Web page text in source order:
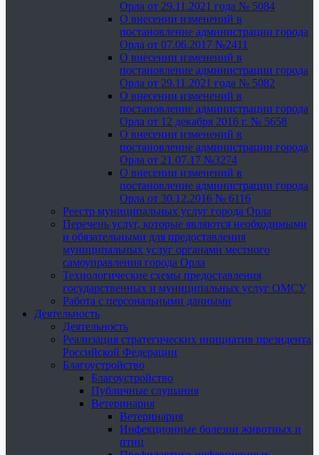
Орла от 29.11.2021 года № 5084
О внесении изменений в
постановление администрации города
Орла от 07.06.2017 №2411
О внесении изменений в
постановление администрации города
Орла от 29.11.2021 года № 5082
О внесении изменений в
постановление администрации города
Орла от 12 декабря 2016 г. № 5658
О внесении изменений в
постановление администрации города
Орла от 21.07.17 №3274
О внесении изменений в
постановление администрации города
Орла от 30.12.2016 № 6116
Реестр муниципальных услуг города Орла
Перечень услуг, которые являются необходимыми
и обязательными для предоставления
муниципальных услуг органами местного
самоуправления города Орла
Технологические схемы предоставления
государственных и муниципальных услуг ОМСУ
Работа с персональными данными
Деятельность
Деятельность
Реализация стратегических инициатив президента
Российской Федерации
Благоустройство
Благоустройство
Публичные слушания
Ветеринария
Ветеринария
Инфекционные болезни животных и
птиц